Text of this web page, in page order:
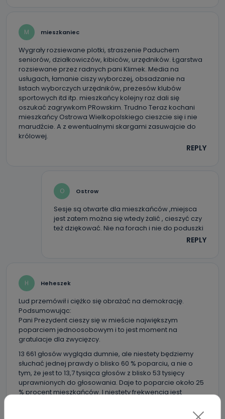
M mieszkaniec
Wygrały rozsiewane plotki, straszenie Paduchem
seniorów, działkowiczów, kibiców, urzędników. Łgarstwa
rozsiewane przez radnych pani Klimek. Media na
usługach, łamanie ciszy wyborczej, obsadzanie na
listach wyborczych urzędników, prezesów klubów
sportowych itd itp. mieszkańcy kolejny raz dali się
oszukać zagrywkom PRowskim. Trudno Teraz kochani
mieszkańcy Ostrowa Wielkopolskiego cieszcie się i nie
marudźcie. A z ewentualnymi skargami zasuwajcie do
królowej.
REPLY
O Ostrow
Sesje są otwarte dla mieszkańców ,miejsca
jest zatem można się wtedy żalić , cieszyć czy
też dziękować. Nie na forach i nie do poduszki
REPLY
H Heheszek
Lud przemówił i ciężko się obrażać na demokrację.
Podsumowując:
Pani Prezydent cieszy się w mieście największym
poparciem jednoosobowym i to jest moment na
gratulacje dla zwycięzcy.
13 661 głosów wygląda dumnie, ale niestety będziemy
słuchać jednej prawdy o blisko 60 % poparciu, a nie o
tym, że jest to 13,7 tysiąca głosów z blisko 53 tysięcy
uprawnionych do głosowania. Daje to poparcie około 25
% procent mieszkańców. I niestety frekwencja jest
Potrafimy się zmobilizować na wybory krajowe, które nie